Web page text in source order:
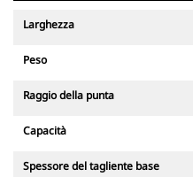
Larghezza
Peso
Raggio della punta
Capacità
Spessore del tagliente base